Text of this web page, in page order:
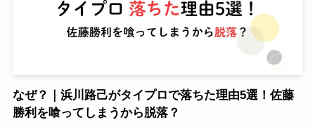
なぜ？｜浜川路己がタイプロで落ちた理由5選！佐藤
勝利を喰ってしまうから脱落？